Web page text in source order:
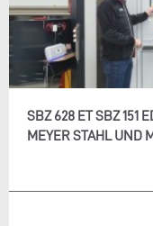
SBZ 628 ET SBZ 151
MEYER STAHL UND